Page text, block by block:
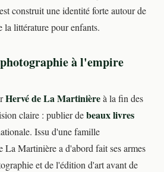
construit une identité forte autour de
la littérature pour enfants.
à l'empire
Hervé de La Martinièreà la fin des
claire : publier debeaux livres
Issu d'une famille
La Martinière a d'abord fait ses armes
et de l'édition d'art avant de